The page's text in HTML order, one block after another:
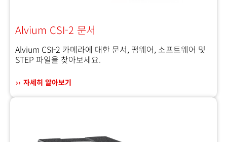
Alvium CSI-2 문서
Alvium CSI-2 카메라에 대한 문서, 펌웨어, 소프트웨어 및
STEP 파일을 찾아보세요.
자세히 알아보기